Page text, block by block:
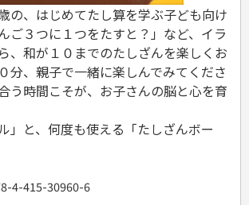
験の、はじめてたし算を学ぶ子ども向け
ご３つに１つをたすと？」など、イラ
、和が１０までのたしざんを楽しくお
分、親子で一緒に楽しんでみてくださ
う時間こそが、お子さんの脳と心を育
」と、何度も使える「たしざんボー
4-415-30960-6